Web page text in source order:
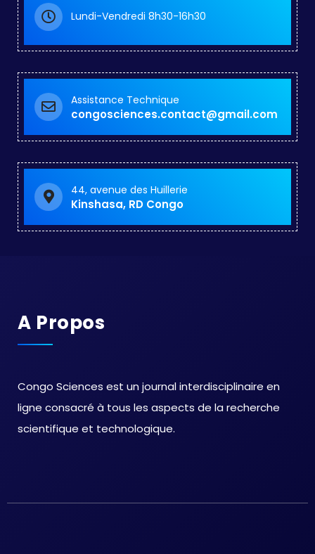
Lundi-Vendredi 8h30-16h30
Assistance Technique
congosciences.contact@gmail.com
44, avenue des Huillerie
Kinshasa, RD Congo
A Propos
Congo Sciences est un journal interdisciplinaire en
ligne consacré à tous les aspects de la recherche
scientifique et technologique.